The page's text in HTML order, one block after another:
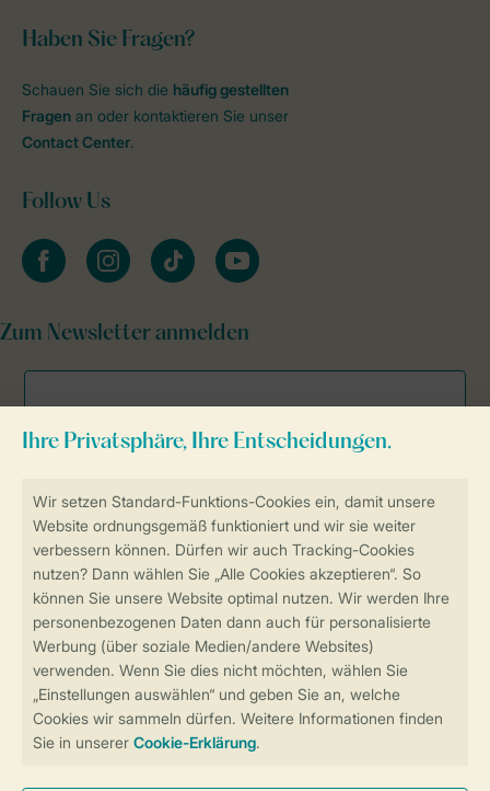
Sicherstellung Deiner Privatsphäre
Weitere Informationen und Einstellungen
Sicher und schnell zur Online-Buchung
Sichere Datenübertragung
Sicheres Bezahlen
Haben Sie Fragen?
Schauen Sie sich die häufig gestellten
Fragen an oder kontaktieren Sie unser
Contact Center.
Follow Us
facebookinstagramtiktok youtube
Zum Newsletter anmelden